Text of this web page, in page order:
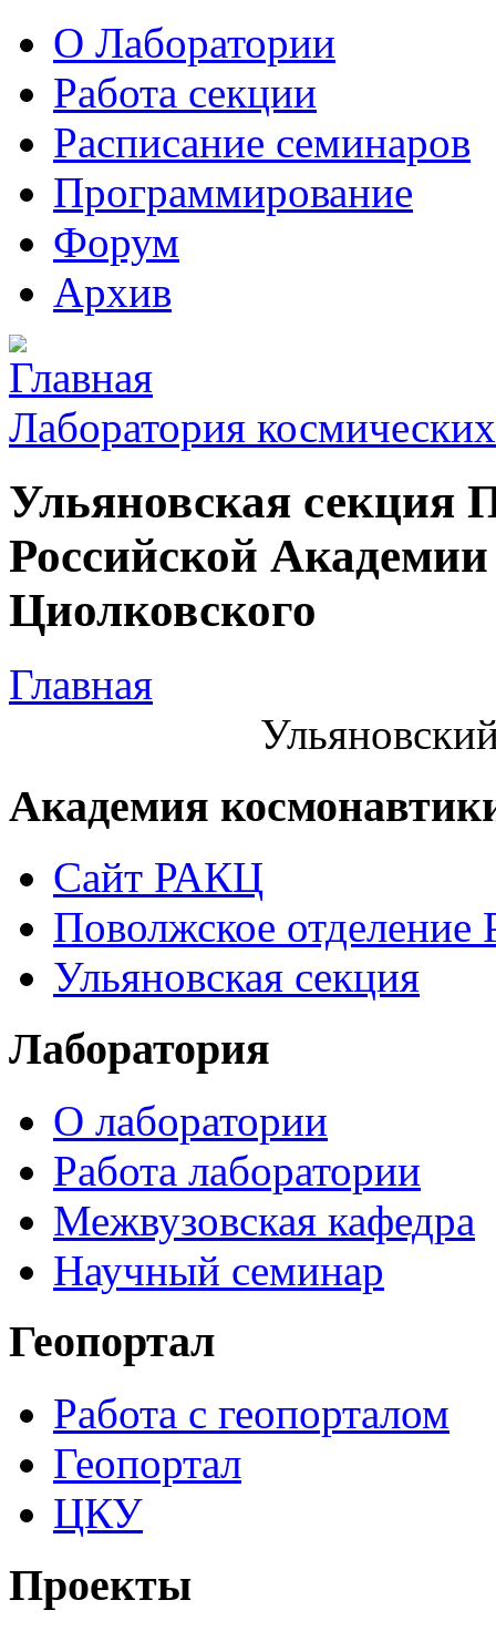
О Лаборатории
Работа секции
Расписание семинаров
Программирование
Форум
Архив
Лаборатория
Ульяновская секция
Российской
Циолковского
Главная
Академия
Сайт РАКЦ
Поволжское
Ульяновская секция
Лаборатория
О лаборатории
Работа лаборатории
Межвузовская кафедра
Научный семинар
Геопортал
Работа с геопорталом
Геопортал
ЦКУ
Проекты